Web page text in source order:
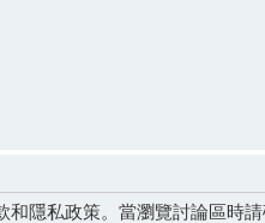
隱私政策。當瀏覽討論區時